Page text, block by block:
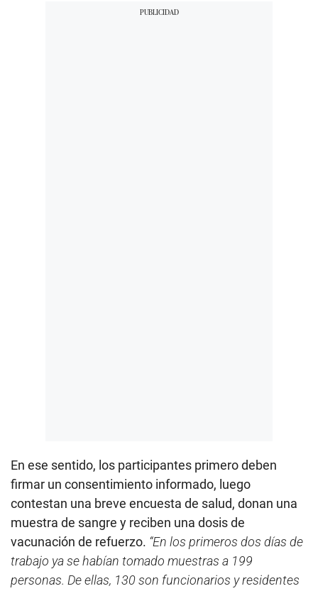
En ese sentido, los participantes primero deben
firmar un consentimiento informado, luego
contestan una breve encuesta de salud, donan una
muestra de sangre y reciben una dosis de
vacunación de refuerzo. “En los primeros dos días de
trabajo ya se habían tomado muestras a 199
personas. De ellas, 130 son funcionarios y residentes